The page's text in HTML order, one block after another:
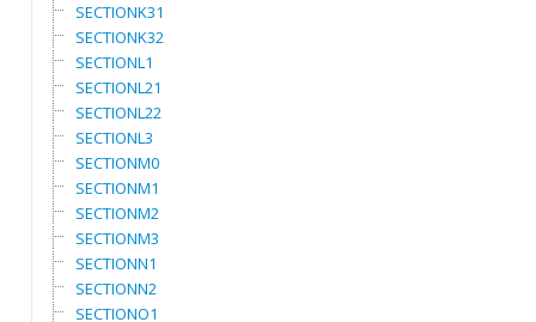
SECTIONK31
SECTIONK32
SECTIONL1
SECTIONL21
SECTIONL22
SECTIONL3
SECTIONM0
SECTIONM1
SECTIONM2
SECTIONM3
SECTIONN1
SECTIONN2
SECTIONO1